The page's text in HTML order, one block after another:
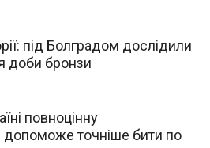
під Болградом дослідили
доби бронзи
повноцінну
допоможе точніше бити по